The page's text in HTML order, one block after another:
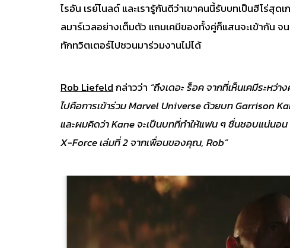
ไรอัน เรย์โนลด์ และเรารู้กันดีว่าเขาคนนี้รับบทเป็นฮีโร่สุดเ
ลมาร์เวลอย่างเต็มตัว แถมเคมีของทั้งคู่ก็แสนจะเข้ากัน จ
ทักทวิตเตอร์ไปชวนมาร่วมงานไม่ได้
Rob Liefeldกล่าวว่า “ถึงเดอะ ร็อค จากที่เห็นเคมีระห
ไปคือการเข้าร่วมMarvel Universeด้วยบท Garrison
และผมคิดว่า Kaneจะเป็นบทที่ทำให้แฟน ๆ ชื่นชอบแน่นอน
X-Forceเล่มที่ 2จากเพื่อนของคุณ, Rob”